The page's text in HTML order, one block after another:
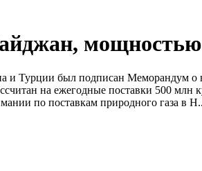
Турции был подписан Меморандум о
на ежегодные поставки 500 млн
по поставкам природного газа в